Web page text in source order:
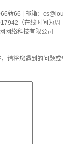
转66 | 邮箱：
（在线时间为周
网络科技有限公司
请将您遇到的问题